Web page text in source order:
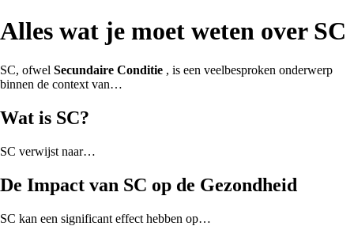
Alles wat je moet weten over SC
SC, ofwel Secundaire Conditie , is een veelbesproken onderwerp
binnen de context van…
Wat is SC?
SC verwijst naar…
De Impact van SC op de Gezondheid
SC kan een significant effect hebben op…